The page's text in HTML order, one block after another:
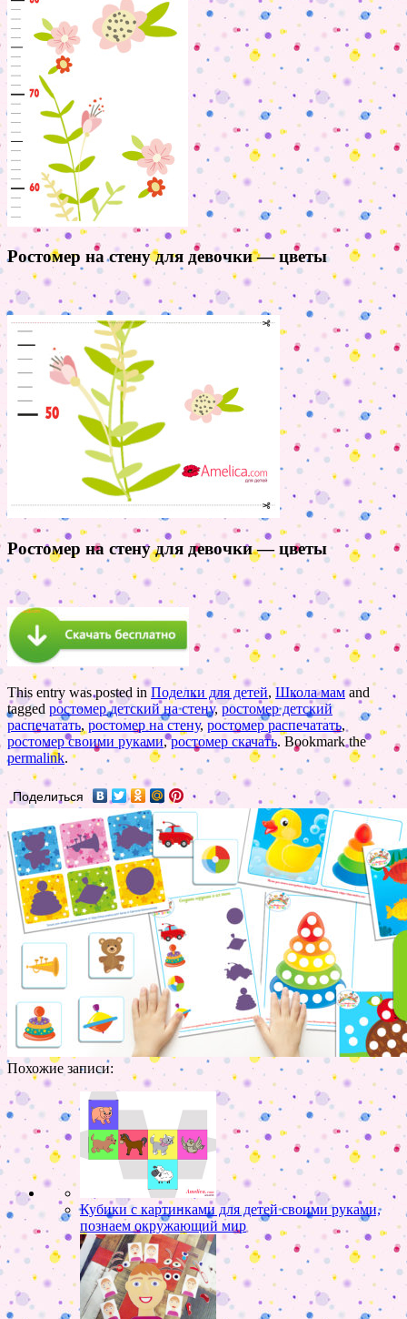
Ростомер на стену для девочки — цветы
Ростомер на стену для девочки — цветы
This entry was posted in Поделки для детей, Школа мам and
tagged ростомер детский на стену,ростомер детский
распечатать,ростомер на стену, ростомер распечатать,
ростомер своими руками,ростомер скачать. Bookmark the
permalink.
Поделиться
Похожие записи:
Кубики с картинками для детей своими руками,
познаем окружающий мир